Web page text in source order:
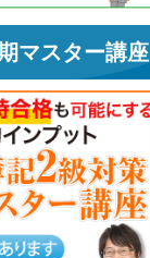
マスター講座